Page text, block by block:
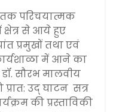
परिचयात्मक
से आये हुए
प्रमुखों तथा एवं
में आने का
डॉ. सौरभ मालवीय
उद् घाटन सत्र
की प्रस्ताविकी